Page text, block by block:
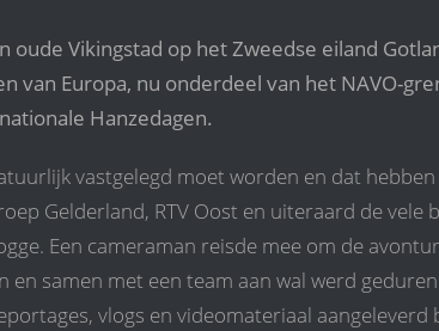
oude Vikingstad op het Zweedse eiland
van Europa, nu onderdeel van het NAVO-
Hanzedagen.
vastgelegd moet worden en dat
Gelderland, RTV Oost en uiteraard de vele
Een cameraman reisde mee om de
en samen met een team aan wal werd
vlogs en videomateriaal aangeleverd